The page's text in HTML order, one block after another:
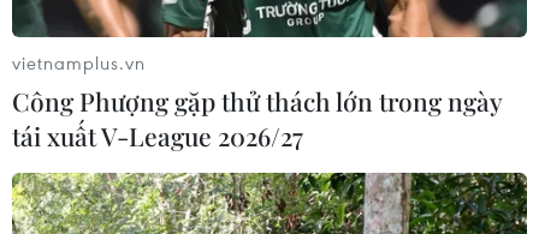
suất nếu lạm phát không sớm hạ
Sản lượng vàng của Trung Quốc
giảm trong nửa đầu năm 2026
06/08/2026 03:41
vietnamplus.vn
Công Phượng gặp thử thách lớn trong ngày
tái xuất V-League 2026/27